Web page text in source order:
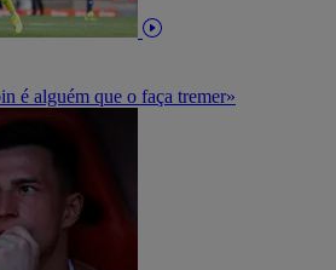
é alguém que o faça tremer»